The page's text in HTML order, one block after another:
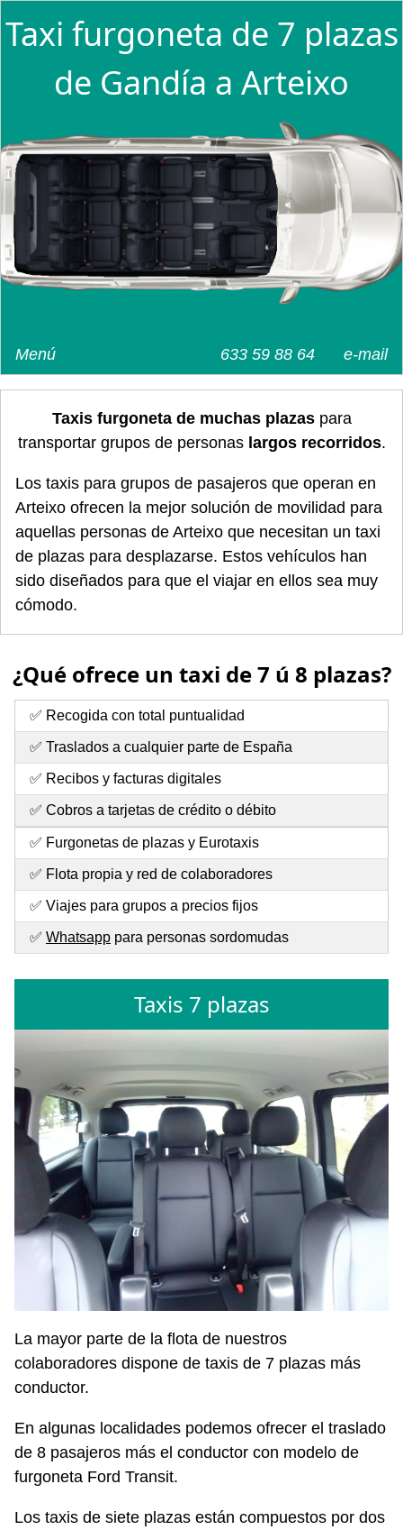
Taxi furgoneta de 7 plazas
de Gandía a Arteixo
e-mail
633 59 88 64
Menú
Taxis furgoneta de muchas plazaspara
transportar grupos de personas largos recorridos.
Los taxis para grupos de pasajeros que operan en
Arteixo ofrecen la mejor solución de movilidad para
aquellas personas de Arteixo que necesitan un taxi
de plazas para desplazarse. Estos vehículos han
sido diseñados para que el viajar en ellos sea muy
cómodo.
¿Qué ofrece un taxi de 7 ú 8 plazas?
✅ Recogida con total puntualidad
✅ Traslados a cualquier parte de España
✅ Recibos y facturas digitales
✅ Cobros a tarjetas de crédito o débito
✅ Furgonetas de plazas y Eurotaxis
✅ Flota propia y red de colaboradores
✅ Viajes para grupos a precios fijos
✅ Whatsapp para personas sordomudas
Taxis 7 plazas
La mayor parte de la flota de nuestros
colaboradores dispone de taxis de 7 plazas más
conductor.
En algunas localidades podemos ofrecer el traslado
de 8 pasajeros más el conductor con modelo de
furgoneta Ford Transit.
Los taxis de siete plazas están compuestos por dos